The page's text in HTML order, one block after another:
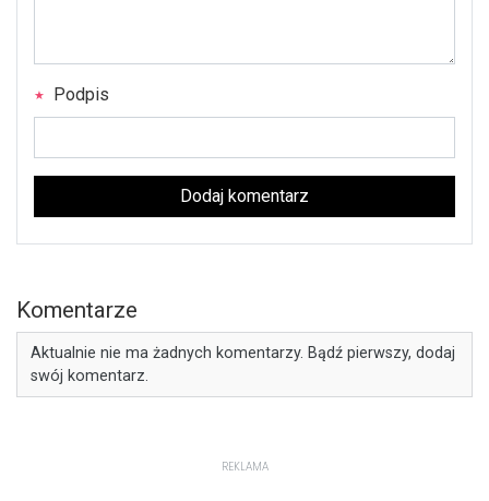
Podpis
Dodaj komentarz
Komentarze
Aktualnie nie ma żadnych komentarzy. Bądź pierwszy, dodaj
swój komentarz.
REKLAMA